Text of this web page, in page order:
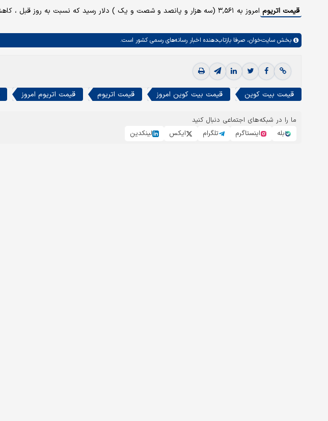
قیمت اتریوم امروز به ۳,۵۶۱ (سه هزار و پانصد و شصت و یک ) دلار رسید که نسبت به روز قبل ، کاهش ۳.۶۹ درصدی داشته است.
بخش سایت‌خوان، صرفا بازتاب‌دهنده اخبار رسانه‌های رسمی کشور است.
قیمت بیت کوین قیمت بیت کوین امروز قیمت اتریوم قیمت اتریوم امروز
ما را در شبکه‌های اجتماعی دنبال کنید
بله
اینستاگرم تلگرام ایکس لینکدین